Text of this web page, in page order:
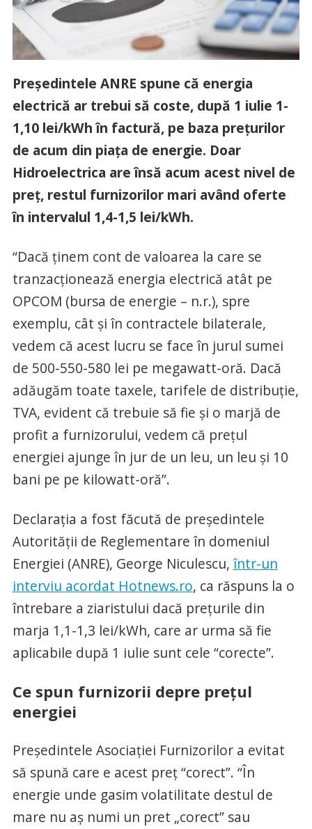
Președintele ANRE spune că energia
electrică ar trebui să coste, după 1 iulie 1-
1,10 lei/kWh în factură, pe baza prețurilor
de acum din piața de energie. Doar
Hidroelectrica are însă acum acest nivel de
preț, restul furnizorilor mari având oferte
în intervalul 1,4-1,5 lei/kWh.
“Dacă ținem cont de valoarea la care se
tranzacționează energia electrică atât pe
OPCOM (bursa de energie – n.r.), spre
exemplu, cât și în contractele bilaterale,
vedem că acest lucru se face în jurul sumei
de 500-550-580 lei pe megawatt-oră. Dacă
adăugăm toate taxele, tarifele de distribuție,
TVA, evident că trebuie să fie și o marjă de
profit a furnizorului, vedem că prețul
energiei ajunge în jur de un leu, un leu și 10
bani pe pe kilowatt-oră”.
Declarația a fost făcută de președintele
Autorității de Reglementare în domeniul
Energiei (ANRE), George Niculescu,într-un
interviu acordat Hotnews.ro, ca răspuns la o
întrebare a ziaristului dacă prețurile din
marja 1,1-1,3 lei/kWh, care ar urma să fie
aplicabile după 1 iulie sunt cele “corecte”.
Ce spun furnizorii depre prețul
energiei
Președintele Asociației Furnizorilor a evitat
să spună care e acest preț “corect”. “În
energie unde gasim volatilitate destul de
mare nu aș numi un pret „corect” sau